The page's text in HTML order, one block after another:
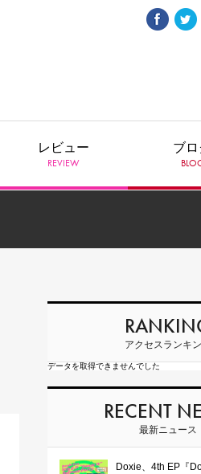
レビュー
REVIEW
ブ
アクセスランキ
データを取得できませんでした
RECENT
最新ニュース
Doxie、4th EP『